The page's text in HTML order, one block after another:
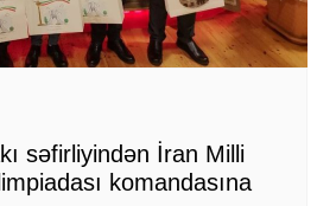
səfirliyindən İran Milli
komandasına